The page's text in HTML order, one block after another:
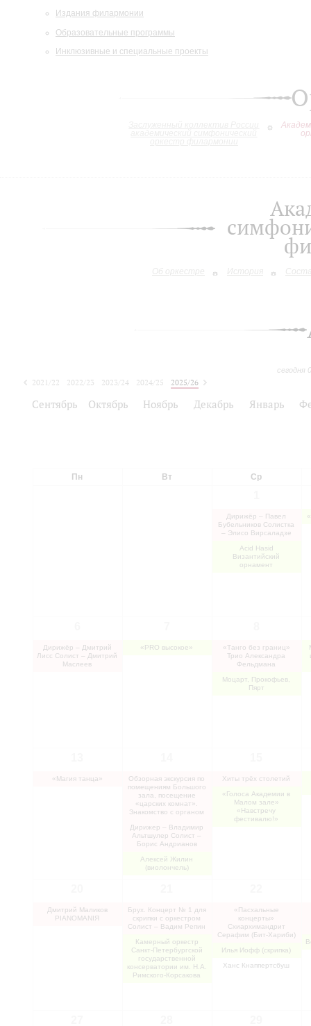
Издания филармонии
Образовательные программы
Инклюзивные и специальные проекты
Об оркестре История
сегодня
2021/22 2022/23 2023/24 2024/25
2025/26
Сентябрь Октябрь Ноябрь Декабрь Январь
Пн Вт Ср
Дирижёр – Павел
Бубельников Солистка
– Элисо Вирсаладзе
Acid Hasid
Византийский
орнамент
Дирижёр – Дмитрий
Лисс Солист – Дмитрий
Маслеев
«PRO высокое»
«Танго без границ»
Трио Александра
Фельдмана
Моцарт, Прокофьев,
Пярт
«Магия танца»
Обзорная экскурсия по
помещениям Большого
зала, посещение
«царских комнат».
Знакомство с органом
Дирижер – Владимир
Альтшулер Солист –
Борис Андрианов
Алексей Жилин
(виолончель)
Хиты трёх столетий
«Голоса Академии в
Малом зале»
«Навстречу
фестивалю!»
Дмитрий Маликов
PIANOMANIЯ
Брух. Концерт № 1 для
скрипки с оркестром
Солист – Вадим Репин
Камерный оркестр
Санкт-Петербургской
государственной
консерватории им. Н.А.
Римского-Корсакова
«Пасхальные
концерты»
Схиархимандрит
Серафим (Бит-Хариби)
Илья Иофф (скрипка)
Ханс Кнаппертсбуш